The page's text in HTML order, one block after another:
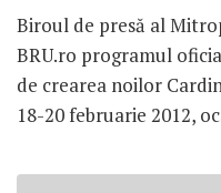
Biroul de presă al
BRU.ro programul
de crearea noilor
18-20 februarie 2012,